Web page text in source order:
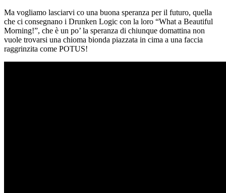
Ma vogliamo lasciarvi co una buona speranza per il futuro, quella
che ci consegnano i Drunken Logic con la loro “What a Beautiful
Morning!”, che è un po’ la speranza di chiunque domattina non
vuole trovarsi una chioma bionda piazzata in cima a una faccia
raggrinzita come POTUS!